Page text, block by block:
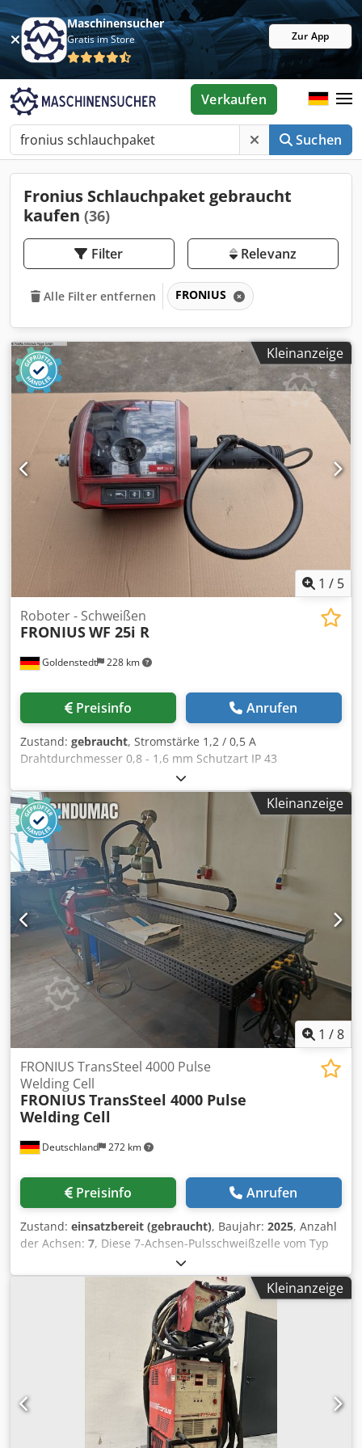
Maschinensucher
Gratis im Store Zur App
Suchen
Verkaufen
Fronius Schlauchpaket gebraucht
kaufen (36)
Filter Relevanz
Alle Filter entfernen FRONIUS
Kleinanzeige
1 / 5
Goldenstedt 228 km
Roboter - Schweißen
FRONIUSWF 25i R
Preisinfo Anrufen
Zustand: gebraucht, Stromstärke 1,2 / 0,5 A
Drahtdurchmesser 0,8 - 1,6 mm Schutzart IP 43
Abmessungen 250x210x190 mm Geschwindigkeit 1 - 25
m/min Gewicht ca.7,2 kg hochpräzises Drahtvorschubgerät
für automatisierte MIG/MAG Roboteranwendugnen,
optimiert für den Einsatz mit den digitalen Stromquellen
der i-Serie 4-Rollenatrieb für konstanten Drahtvorschub
Netzspannungstoleranz +/-10% Stromaufnahme 1,2 A /
0,5A Sicherung 3,15 A träge Fehlerstrom Schutzeinrichtung
Typ A Drahtgeschwindigkeit 1 - 25 m/min Drehtantrieb: 4-
Rollenantrieb Dodpozhxmcofx Aldokr Drahtdurchmesser
0,8-1,6 mm schnelles und sicheres Anschließen der
Schlauchpakete mittels Dronius System Connector FSC
noch 2 auf Lager! ACHTUNG, hier wird nur das
Drahtvorschubgerät verkauft, kein Schweißgerät!
Kleinanzeige
1 /8
Deutschland 272 km
FRONIUS TransSteel 4000 Pulse
Welding Cell
FRONIUSTransSteel 4000 Pulse
Welding Cell
Preisinfo Anrufen
Zustand: einsatzbereit (gebraucht), Baujahr: 2025, Anzahl
der Achsen: 7, Diese 7-Achsen-Pulsschweißzelle vom Typ
FRONIUS TransSteel 4000 wurde im Jahr 2025 hergestellt.
Sie verfügt über fortschrittliche Stahltransfertechnologie
und Puls-MIG/MAG-Fähigkeiten. Das System umfasst einen
Cobot vom Typ Universal Robots UR10e, einen Siegmund-
Schweißtisch und eine Fumator Minivac 200D-
Absauganlage. Wenn Sie auf der Suche nach hochwertigen
Schweißkapazitäten sind, sollten Sie die von uns zum
Verkauf angebotene FRONIUS TransSteel 4000
Impulsschweißzelle in Betracht ziehen. Kontaktieren Sie
uns für weitere Informationen. - Technologie: Stahl-
Transfer-Technologie / Puls-MIG/MAG- Marke des Cobots /
Kleinanzeige